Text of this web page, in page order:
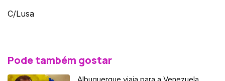
C/Lusa
Pode também gostar